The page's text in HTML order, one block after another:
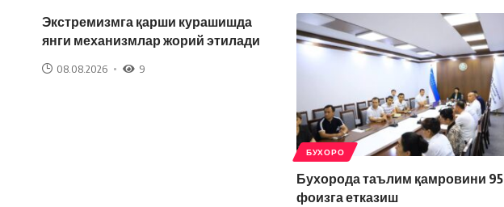
Экстремизмга қарши курашишда
янги механизмлар жорий этилади
08.08.2026 9
БУХОРО
Бухорода таълим қамровини 95
фоизга етказиш